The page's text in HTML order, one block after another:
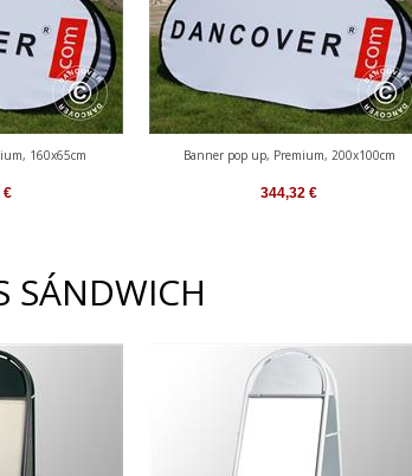
160x65cm
€
Banner pop up, Premium, 200x100cm
344,32 €
SÁNDWICH